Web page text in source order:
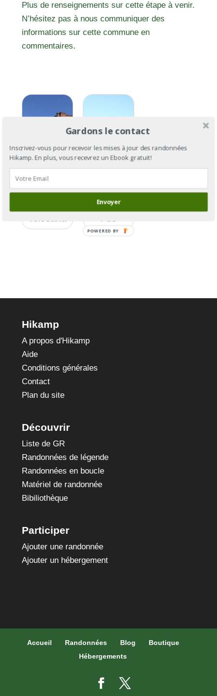
Plus de renseignements sur cette étape à venir.
N’hésitez pas à nous communiquer des
informations sur cette commune en
commentaires.
GR®653 :
GR®653 :
Tolosana
Section 3
Lodève à
Hikamp
A propos d'Hikamp
Aide
Conditions générales
Contact
Plan du site
Découvrir
Liste de GR
Randonnées de légende
Randonnées en boucle
Matériel de randonnée
Bibiliothèque
Participer
Ajouter une randonnée
Ajouter un hébergement
Accueil Randonnées Blog
Boutique
Hébergements
Gardons le contact
Inscrivez-vous pour recevoir les mises à jour des randonnées
Hikamp. En plus, vous recevrez un Ebook gratuit!
Envoyer
POWERED BY